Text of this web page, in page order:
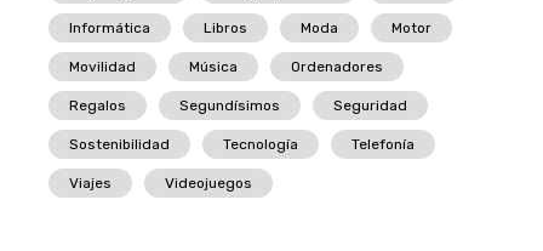
Informática Libros Moda Motor
Movilidad Música Ordenadores
Regalos Segundísimos Seguridad
Sostenibilidad Tecnología Telefonía
Viajes Videojuegos